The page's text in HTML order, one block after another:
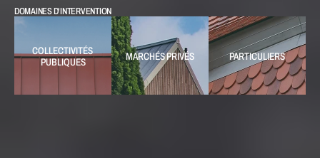
DOMAINES D'INTERVENTION
COLLECTIVITÉS
PUBLIQUES
MARCHÉS PRIVÉS PARTICULIERS